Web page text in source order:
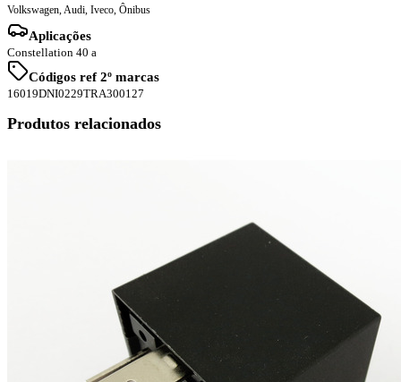
Volkswagen, Audi, Iveco, Ônibus
Aplicações
Constellation 40 a
Códigos ref 2º marcas
16019DNI0229TRA300127
Produtos relacionados